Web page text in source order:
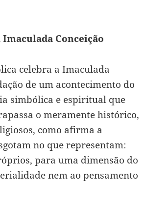
Conceição
celebra a Imaculada
de um acontecimento do
simbólica e espiritual que
o meramente histórico,
como afirma a
no que representam:
para uma dimensão do
nem ao pensamento